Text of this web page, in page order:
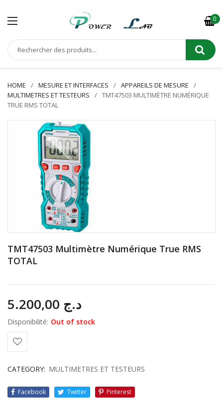
0
HOME MESURE ET INTERFACES
APPAREILS DE MESURE
MULTIMETRES ET TESTEURS
TMT47503 MULTIMÈTRE NUMÉRIQUE
TRUE RMS TOTAL
TMT47503 Multimètre Numérique True RMS
TOTAL
د.ج
Disponibilité: Out of stock
CATEGORY: MULTIMETRES ET TESTEURS
Facebook Twitter Pinterest